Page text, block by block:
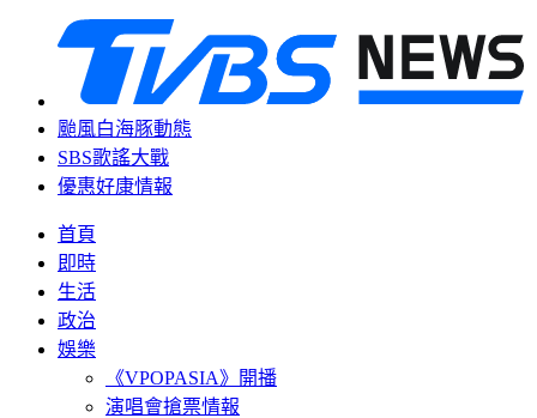
颱風白海豚動態
SBS歌謠大戰
優惠好康情報
首頁
即時
生活
政治
娛樂
《VPOPASIA》開播
演唱會搶票情報